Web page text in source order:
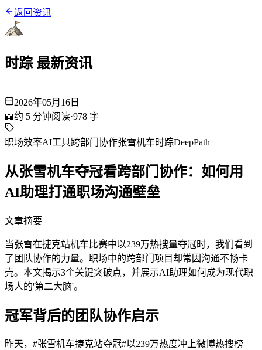
返回资讯
时踪 最新资讯
2026年05月16日
📖约 5 分钟阅读·978 字
职场效率AI工具跨部门协作张雪机车时踪DeepPath
从张雪机车夺冠看跨部门协作：如何用
AI助理打通职场沟通壁垒
文章摘要
当张雪在捷克站机车比赛中以239万热搜量夺冠时，我们看到
了团队协作的力量。职场中的跨部门项目却常因沟通不畅卡
壳。本文揭示3个关键突破点，并展示AI助理如何成为现代职
场人的'第二大脑'。
冠军背后的团队协作启示
昨天，#张雪机车捷克站夺冠#以239万热度冲上微博热搜榜